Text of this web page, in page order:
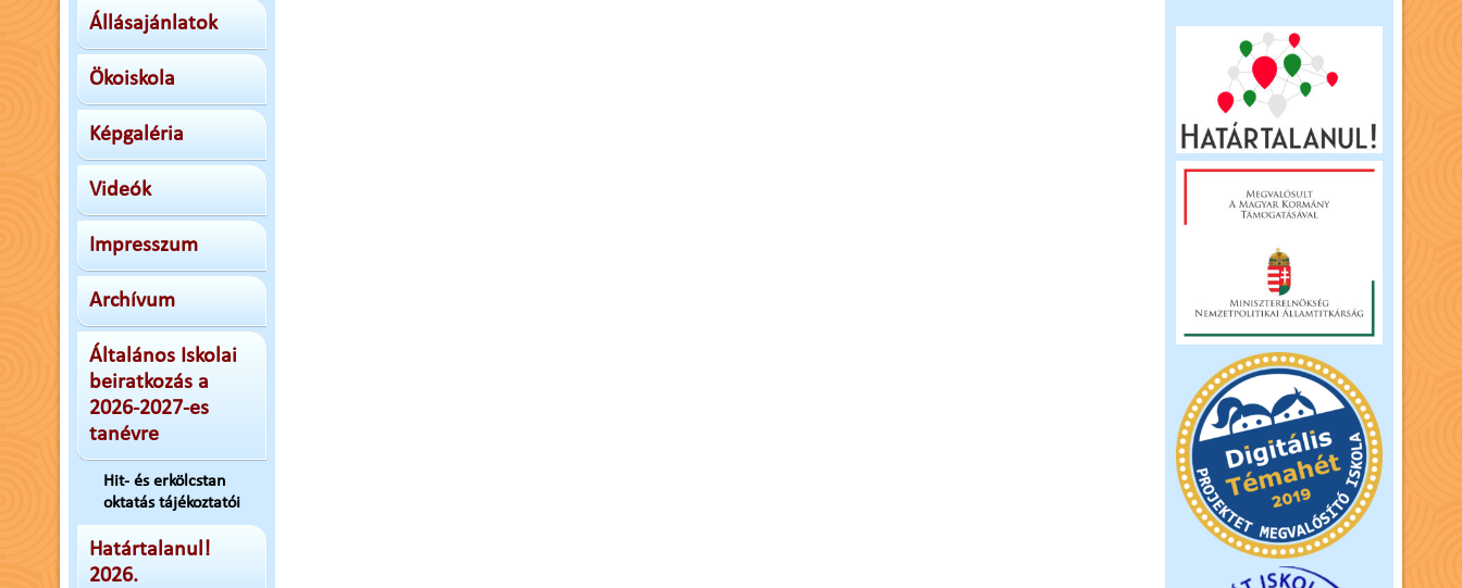
Állásajánlatok
Ökoiskola
Képgaléria
Videók
Impresszum
Archívum
Általános Iskolai
beiratkozás a
2026-2027-es
tanévre
Hit- és erkölcstan
oktatás tájékoztatói
Határtalanul!
2026.